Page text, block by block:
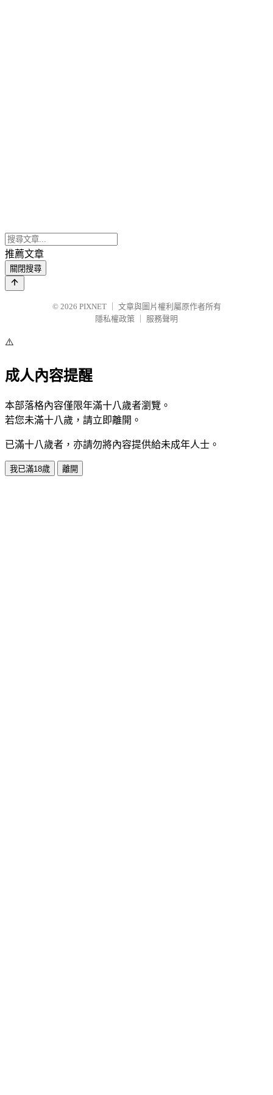
推薦文章
關閉搜尋
© 2026 PIXNET
文章與圖片權利屬原作者所有
隱私權政策
服務聲明
⚠️
成人內容提醒
本部落格內容僅限年滿十八歲者瀏覽。
若您未滿十八歲，請立即離開。
已滿十八歲者，亦請勿將內容提供給未成年人士。
我已滿18歲 離開